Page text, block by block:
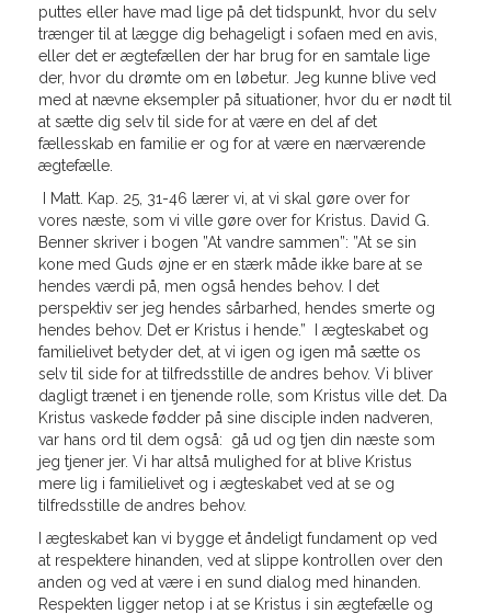
puttes eller have mad lige på det tidspunkt, hvor du selv
trænger til at lægge dig behageligt i sofaen med en avis,
eller det er ægtefællen der har brug for en samtale lige
der, hvor du drømte om en løbetur. Jeg kunne blive ved
med at nævne eksempler på situationer, hvor du er nødt til
at sætte dig selv til side for at være en del af det
fællesskab en familie er og for at være en nærværende
ægtefælle.
I Matt. Kap. 25, 31-46 lærer vi, at vi skal gøre over for
vores næste, som vi ville gøre over for Kristus. David G.
Benner skriver i bogen ”At vandre sammen”: ”At se sin
kone med Guds øjne er en stærk måde ikke bare at se
hendes værdi på, men også hendes behov. I det
perspektiv ser jeg hendes sårbarhed, hendes smerte og
hendes behov. Det er Kristus i hende.” I ægteskabet og
familielivet betyder det, at vi igen og igen må sætte os
selv til side for at tilfredsstille de andres behov. Vi bliver
dagligt trænet i en tjenende rolle, som Kristus ville det. Da
Kristus vaskede fødder på sine disciple inden nadveren,
var hans ord til dem også: gå ud og tjen din næste som
jeg tjener jer. Vi har altså mulighed for at blive Kristus
mere lig i familielivet og i ægteskabet ved at se og
tilfredsstille de andres behov.
I ægteskabet kan vi bygge et åndeligt fundament op ved
at respektere hinanden, ved at slippe kontrollen over den
anden og ved at være i en sund dialog med hinanden.
Respekten ligger netop i at se Kristus i sin ægtefælle og